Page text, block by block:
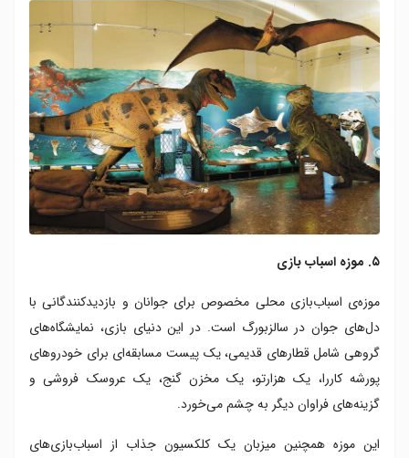
۵. موزه اسباب بازی
موزه‌ی اسباب‌بازی محلی مخصوص برای جوانان و بازدیدکنندگانی با
دل‌های جوان در سالزبورگ است. در این دنیای بازی، نمایشگاه‌های
گروهی شامل قطارهای قدیمی، یک پیست مسابقه‌ای برای خودروهای
پورشه کاررا، یک هزارتو، یک مخزن گنج، یک عروسک فروشی و
گزینه‌های فراوان دیگر به چشم می‌خورد.
این موزه همچنین میزبان یک کلکسیون جذاب از اسباب‌بازی‌های